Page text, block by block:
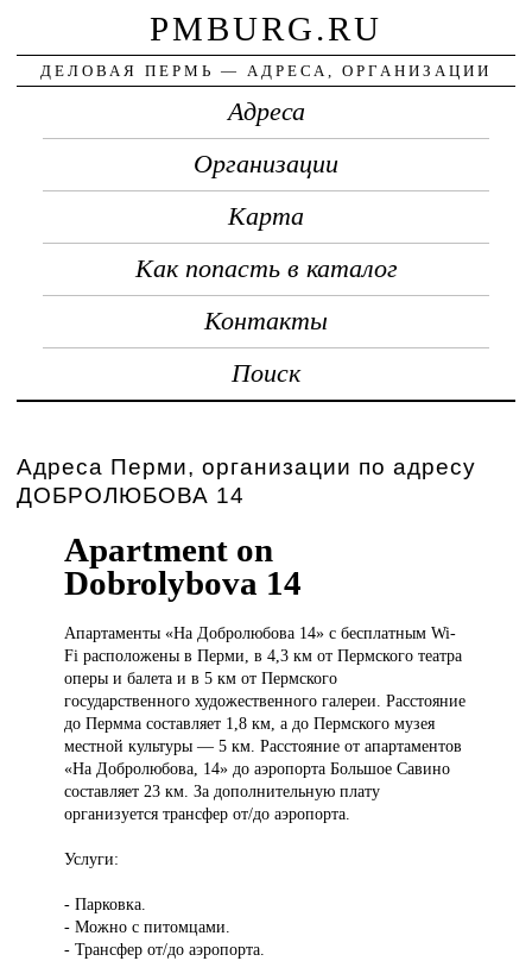
PMBURG.RU
ДЕЛОВАЯ ПЕРМЬ — АДРЕСА, ОРГАНИЗАЦИИ
Адреса
Организации
Карта
Как попасть в каталог
Контакты
Поиск
Адреса Перми, организации по адресу
ДОБРОЛЮБОВА 14
Apartment on
Dobrolybova 14
Апартаменты «НаДобролюбова 14» с бесплатным Wi-
Fi расположены в Перми, в 4,3 км от Пермского театра
оперы и балета и в 5 км от Пермского
государственного художественного галереи. Расстояние
до Пермма составляет 1,8 км, а до Пермского музея
местной культуры — 5 км. Расстояние от апартаментов
«На Добролюбова, 14» до аэропорта Большое Савино
составляет 23 км. За дополнительную плату
организуется трансфер от/до аэропорта.
Услуги:
- Парковка.
- Можно с питомцами.
- Трансфер от/до аэропорта.